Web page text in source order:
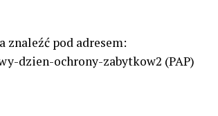
znaleźć pod adresem:
dzien-ochrony-zabytkow2 (PAP)